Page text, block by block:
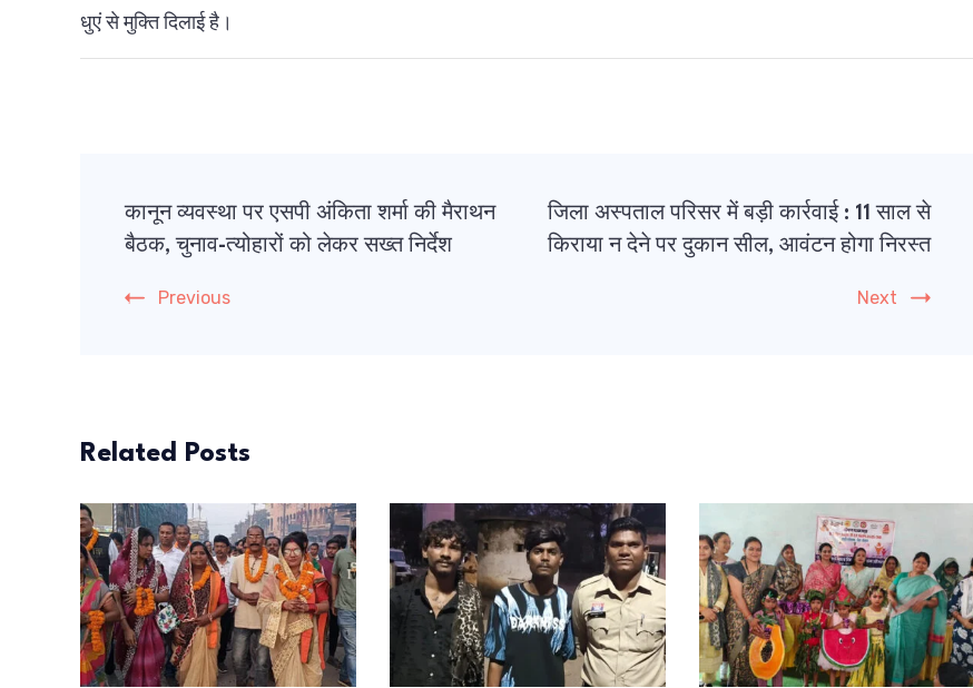
धुएं से मुक्ति दिलाई है।
Navigation
कानून व्यवस्था पर एसपी अंकिता शर्मा की मैराथन
बैठक, चुनाव-त्योहारों को लेकर सख्त निर्देश
Previous
जिला अस्पताल परिसर में बड़ी कार्रवाई : 11 साल से
किराया न देने पर दुकान सील, आवंटन होगा निरस्त
Next
Related Posts